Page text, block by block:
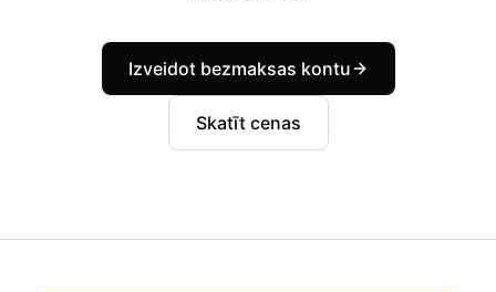
Izveidot bezmaksas kontu
Skatīt cenas